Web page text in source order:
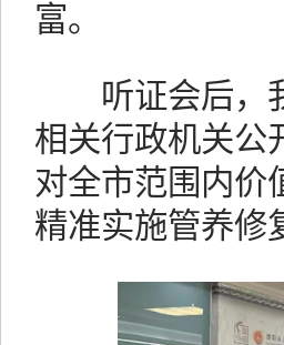
富。
听证会后，我
相关行政机关公
对全市范围内价
精准实施管养修